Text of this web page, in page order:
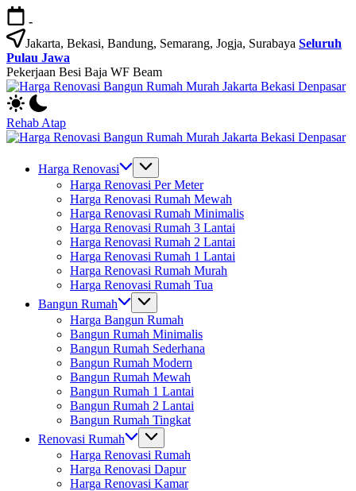
Skip
to
content
-
Jakarta, Bekasi, Bandung, Semarang, Jogja, Surabaya Seluruh
Pulau Jawa
Pekerjaan Besi Baja WF Beam
Jasa
Bangun
Rumah
dan
Rumah
Rehab Atap
Bangun
Rumah
Harga Renovasi
Harga Renovasi Per Meter
Harga Renovasi Rumah Mewah
Harga Renovasi Rumah Minimalis
Harga Renovasi Rumah 3 Lantai
Harga Renovasi Rumah 2 Lantai
Harga Renovasi Rumah 1 Lantai
Harga Renovasi Rumah Murah
Harga Renovasi Rumah Tua
Bangun Rumah
Harga Bangun Rumah
Bangun Rumah Minimalis
Bangun Rumah Sederhana
Bangun Rumah Modern
Bangun Rumah Mewah
Bangun Rumah 1 Lantai
Bangun Rumah 2 Lantai
Bangun Rumah Tingkat
Renovasi Rumah
Harga Renovasi Rumah
Harga Renovasi Dapur
Harga Renovasi Kamar